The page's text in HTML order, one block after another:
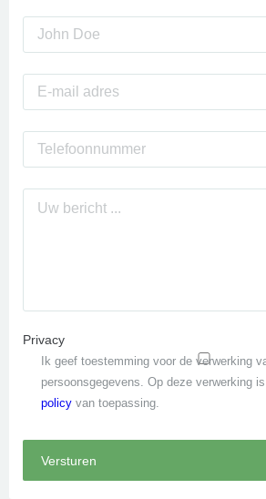
Privacy
Ik geef toestemming voor de verwerking
persoonsgegevens. Op deze verwerking
policy van toepassing.